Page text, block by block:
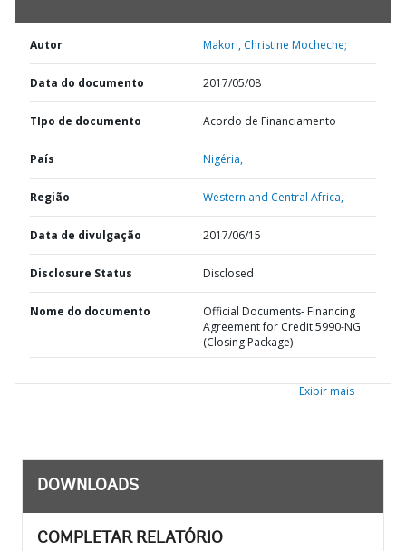
Autor Makori, Christine Mocheche;
Data do documento 2017/05/08
TIpo de documento Acordo de Financiamento
País Nigéria,
Região Western and Central Africa,
Data de divulgação 2017/06/15
Disclosure Status Disclosed
Nome do documento
Official Documents- Financing
Agreement for Credit 5990-NG
(Closing Package)
Exibir mais
DOWNLOADS
COMPLETAR RELATÓRIO